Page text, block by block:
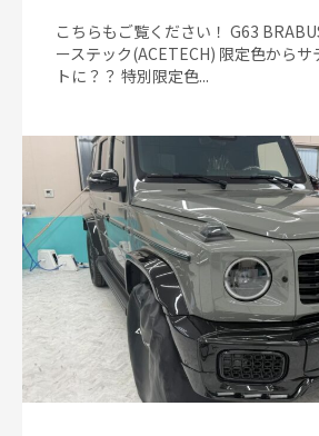
こちらもご覧ください！ G63
ーステック(ACETECH) 限定色からサ
トに？？ 特別限定色...